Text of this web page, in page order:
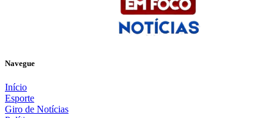
Navegue
Início
Esporte
Giro de Notícias